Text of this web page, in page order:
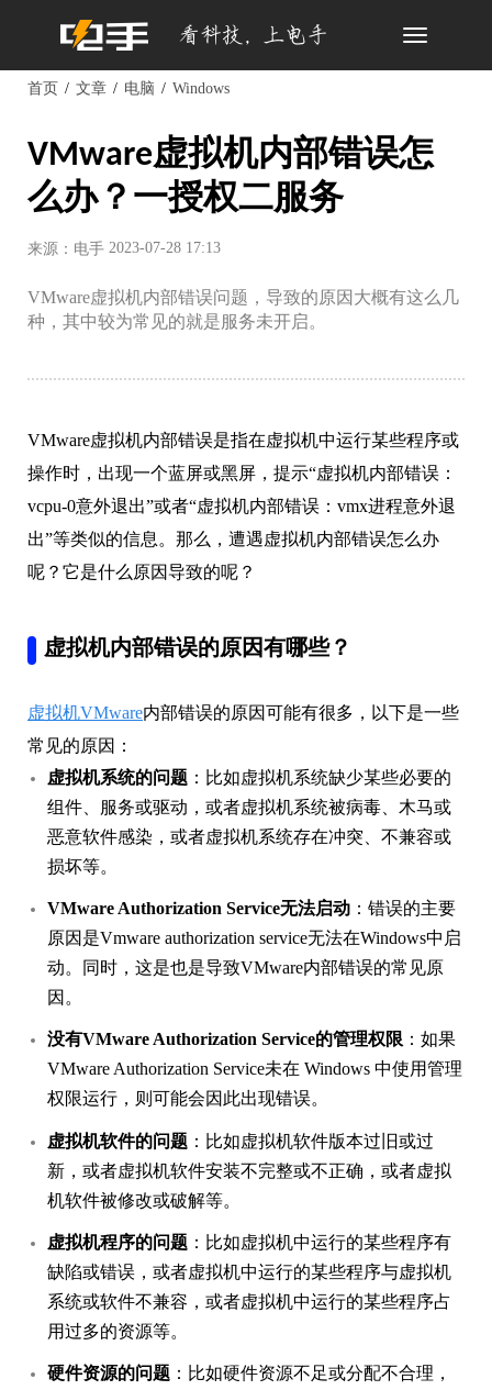
Toggle
首页 文章 电脑 Windows
VMware虚拟机内部错误怎
么办？一授权二服务
来源：电手 2023-07-28 17:13
VMware虚拟机内部错误问题，导致的原因大概有这么几
种，其中较为常见的就是服务未开启。
VMware虚拟机内部错误是指在虚拟机中运行某些程序或
操作时，出现一个蓝屏或黑屏，提示“虚拟机内部错误：
vcpu-0意外退出”或者“虚拟机内部错误：vmx进程意外退
出”等类似的信息。那么，遭遇虚拟机内部错误怎么办
呢？它是什么原因导致的呢？
虚拟机内部错误的原因有哪些？
虚拟机VMware内部错误的原因可能有很多，以下是一些
常见的原因：
虚拟机系统的问题 ：比如虚拟机系统缺少某些必要的
组件、服务或驱动，或者虚拟机系统被病毒、木马或
恶意软件感染，或者虚拟机系统存在冲突、不兼容或
损坏等。
VMware Authorization Service无法启动 ：错误的主要
原因是Vmware authorization service无法在Windows中启
动。同时，这是也是导致VMware内部错误的常见原
因。
没有VMware Authorization Service的管理权限 ：如果
VMware Authorization Service未在 Windows 中使用管理
权限运行，则可能会因此出现错误。
虚拟机软件的问题 ：比如虚拟机软件版本过旧或过
新，或者虚拟机软件安装不完整或不正确，或者虚拟
机软件被修改或破解等。
虚拟机程序的问题 ：比如虚拟机中运行的某些程序有
缺陷或错误，或者虚拟机中运行的某些程序与虚拟机
系统或软件不兼容，或者虚拟机中运行的某些程序占
用过多的资源等。
硬件资源的问题 ：比如硬件资源不足或分配不合理，